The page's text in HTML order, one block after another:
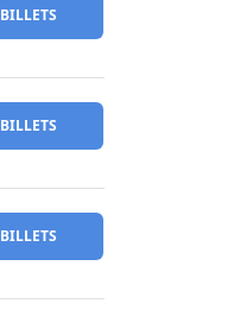
BILLETS
BILLETS
BILLETS